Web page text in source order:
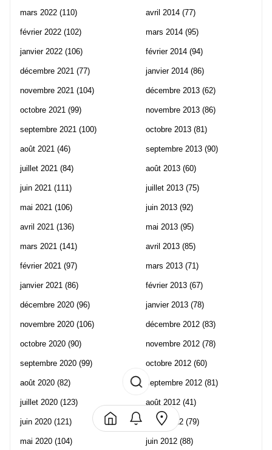
mars 2022 (110)
février 2022 (102)
janvier 2022 (106)
décembre 2021 (77)
novembre 2021 (104)
octobre 2021 (99)
septembre 2021 (100)
août 2021 (46)
juillet 2021 (84)
juin 2021 (111)
mai 2021 (106)
avril 2021 (136)
mars 2021 (141)
février 2021 (97)
janvier 2021 (86)
décembre 2020 (96)
novembre 2020 (106)
octobre 2020 (90)
septembre 2020 (99)
août 2020 (82)
juillet 2020 (123)
juin 2020 (121)
mai 2020 (104)
avril 2014 (77)
mars 2014 (95)
février 2014 (94)
janvier 2014 (86)
décembre 2013 (62)
novembre 2013 (86)
octobre 2013 (81)
septembre 2013 (90)
août 2013 (60)
juillet 2013 (75)
juin 2013 (92)
mai 2013 (95)
avril 2013 (85)
mars 2013 (71)
février 2013 (67)
janvier 2013 (78)
décembre 2012 (83)
novembre 2012 (78)
octobre 2012 (60)
septembre 2012 (81)
août 2012 (41)
juillet 2012 (79)
juin 2012 (88)